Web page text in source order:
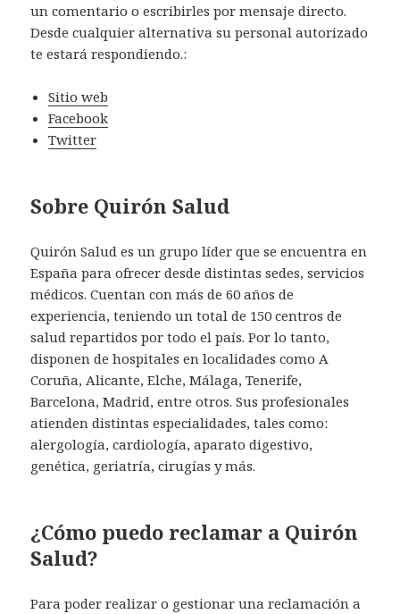
un comentario o escribirles por mensaje directo.
Desde cualquier alternativa su personal autorizado
te estará respondiendo.:
Sitio web
Facebook
Twitter
Sobre Quirón Salud
Quirón Salud es un grupo líder que se encuentra en
España para ofrecer desde distintas sedes, servicios
médicos. Cuentan con más de 60 años de
experiencia, teniendo un total de 150 centros de
salud repartidos por todo el país. Por lo tanto,
disponen de hospitales en localidades como A
Coruña, Alicante, Elche, Málaga, Tenerife,
Barcelona, Madrid, entre otros. Sus profesionales
atienden distintas especialidades, tales como:
alergología, cardiología, aparato digestivo,
genética, geriatría, cirugías y más.
¿Cómo puedo reclamar a Quirón
Salud?
Para poder realizar o gestionar una reclamación a